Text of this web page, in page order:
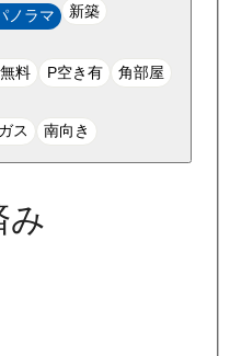
ノラマ 新築
料 P空き有 角部屋
ス 南向き
み